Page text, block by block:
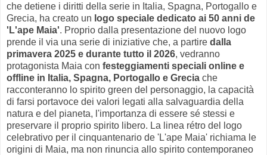
che detiene i diritti della serie in Italia, Spagna, Portogallo e
Grecia, ha creato un logo speciale dedicato ai 50 anni de
'L'ape Maia'. Proprio dalla presentazione del nuovo logo
prende il via una serie di iniziative che, a partire dalla
primavera 2025 e durante tutto il 2026, vedranno
protagonista Maia con festeggiamenti speciali online e
offline in Italia, Spagna, Portogallo e Grecia che
racconteranno lo spirito green del personaggio, la capacità
di farsi portavoce dei valori legati alla salvaguardia della
natura e del pianeta, l'importanza di essere sé stessi e
preservare il proprio spirito libero. La linea rétro del logo
celebrativo per il cinquantenario de 'L'ape Maia' richiama le
origini di Maia, ma non rinuncia allo spirito contemporaneo